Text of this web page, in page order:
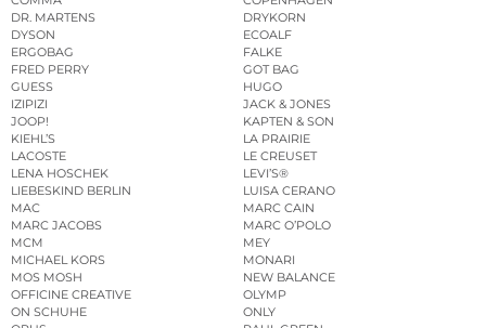
DR. MARTENS
DRYKORN
DYSON
ECOALF
ERGOBAG
FALKE
FRED PERRY
GOT BAG
GUESS
HUGO
IZIPIZI
JACK & JONES
JOOP!
KAPTEN & SON
KIEHL’S
LA PRAIRIE
LACOSTE
LE CREUSET
LENA HOSCHEK
LEVI’S®
LIEBESKIND BERLIN
LUISA CERANO
MAC
MARC CAIN
MARC JACOBS
MARC O’POLO
MCM
MEY
MICHAEL KORS
MONARI
MOS MOSH
NEW BALANCE
OFFICINE CREATIVE
OLYMP
ON SCHUHE
ONLY